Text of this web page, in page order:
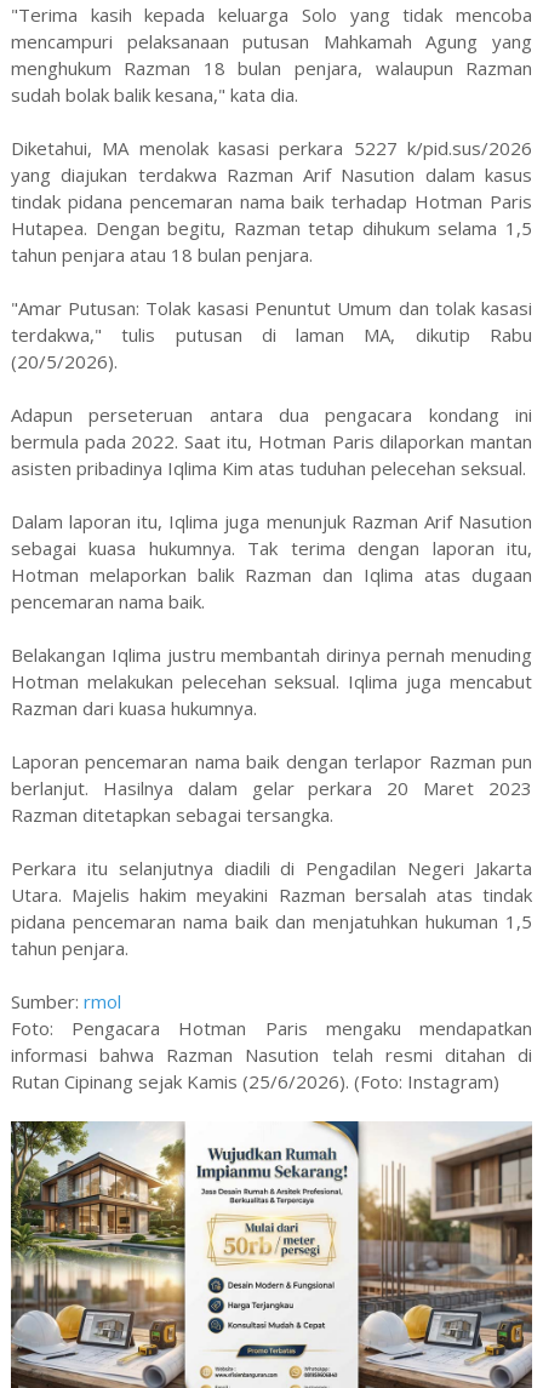
"Terima kasih kepada keluarga Solo yang tidak mencoba
mencampuri pelaksanaan putusan Mahkamah Agung yang
menghukum Razman 18 bulan penjara, walaupun Razman
sudah bolak balik kesana," kata dia.
Diketahui, MA menolak kasasi perkara 5227 k/pid.sus/2026
yang diajukan terdakwa Razman Arif Nasution dalam kasus
tindak pidana pencemaran nama baik terhadap Hotman Paris
Hutapea. Dengan begitu, Razman tetap dihukum selama 1,5
tahun penjara atau 18 bulan penjara.
"Amar Putusan: Tolak kasasi Penuntut Umum dan tolak kasasi
terdakwa," tulis putusan di laman MA, dikutip Rabu
(20/5/2026).
Adapun perseteruan antara dua pengacara kondang ini
bermula pada 2022. Saat itu, Hotman Paris dilaporkan mantan
asisten pribadinya Iqlima Kim atas tuduhan pelecehan seksual.
Dalam laporan itu, Iqlima juga menunjuk Razman Arif Nasution
sebagai kuasa hukumnya. Tak terima dengan laporan itu,
Hotman melaporkan balik Razman dan Iqlima atas dugaan
pencemaran nama baik.
Belakangan Iqlima justru membantah dirinya pernah menuding
Hotman melakukan pelecehan seksual. Iqlima juga mencabut
Razman dari kuasa hukumnya.
Laporan pencemaran nama baik dengan terlapor Razman pun
berlanjut. Hasilnya dalam gelar perkara 20 Maret 2023
Razman ditetapkan sebagai tersangka.
Perkara itu selanjutnya diadili di Pengadilan Negeri Jakarta
Utara. Majelis hakim meyakini Razman bersalah atas tindak
pidana pencemaran nama baik dan menjatuhkan hukuman 1,5
tahun penjara.
Sumber: rmol
Foto: Pengacara Hotman Paris mengaku mendapatkan
informasi bahwa Razman Nasution telah resmi ditahan di
Rutan Cipinang sejak Kamis (25/6/2026). (Foto: Instagram)